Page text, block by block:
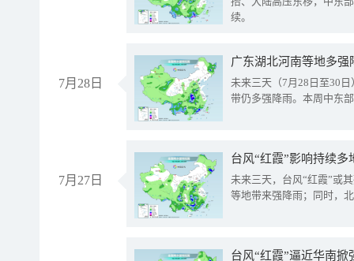
续。
7月28日
广东湖北河南等地多
未来三天（7月28日至30
带仍多强降雨。本周中东
7月27日
台风“红霞”影响持续
未来三天，台风“红霞”或
等地带来强降雨；同时，
台风“红霞”逼近华南